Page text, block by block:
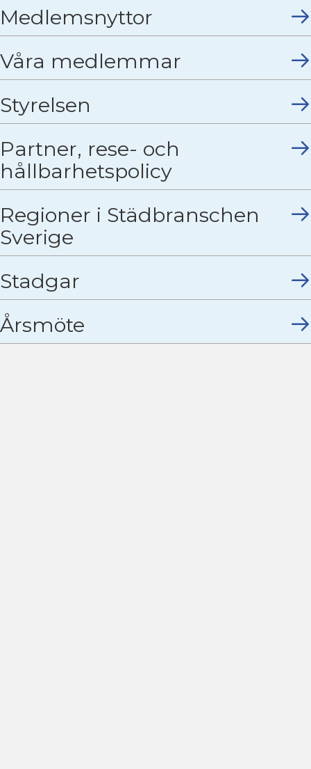
Medlemsnyttor
Våra medlemmar
Styrelsen
Partner, rese- och
hållbarhetspolicy
Regioner i Städbranschen
Sverige
Stadgar
Årsmöte